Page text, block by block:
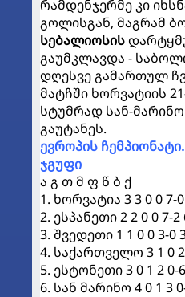
რამდენჯერმე კი
გოლისგან, მაგრამ
სებალიოსის
გაუმკლავდა -
დღესვე გამართულ
მატჩში ხორვატიის
სტუმრად სან-
გაუტანეს.
ევროპის
ჯგუფი
ა გ თ მ ფ წ ბ ქ
1. ხორვატია 3 3 0 0 7-
2. ესპანეთი 2 2 0 0 7-2
3. შვედეთი 1 1 0 0 3-0
4. საქართველო 3 1 0 2
5. ესტონეთი 3 0 1 2 0-
6. სან მარინო 4 0 1 3